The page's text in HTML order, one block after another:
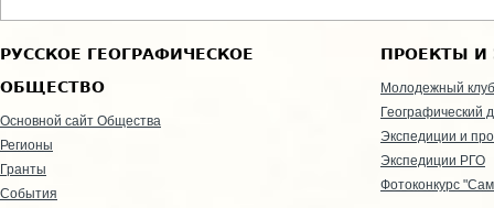
РУССКОЕ ГЕОГРАФИЧЕСКОЕ
ОБЩЕСТВО
Основной сайт Общества
Регионы
Гранты
События
ПРОЕКТЫ И
Молодежный клуб
Географический
Экспедиции и
Экспедиции РГО
Фотоконкурс